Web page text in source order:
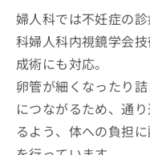
婦人科では不妊症の
科婦人科内視鏡学会
成術にも対応。
卵管が細くなったり
につながるため、通
るよう、体への負担